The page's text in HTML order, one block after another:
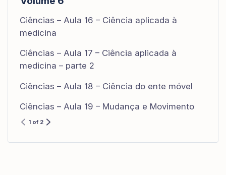
Ciências – Aula 16 – Ciência aplicada à
medicina
Ciências – Aula 17 – Ciência aplicada à
medicina – parte 2
Ciências – Aula 18 – Ciência do ente móvel
Ciências – Aula 19 – Mudança e Movimento
1 of 2